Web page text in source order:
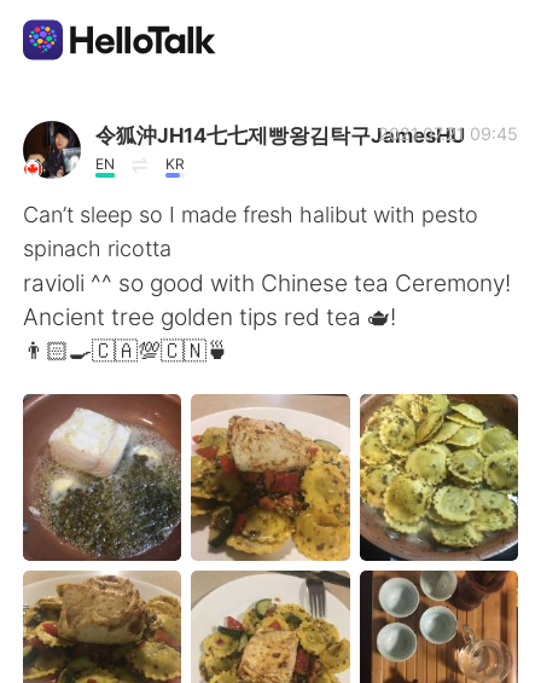
Appli d'échange linguistique
AI Grammar Checker
Français
English
繁體中文 Español
العربية Deutsch
日本語 한국어
Русский ไทย
Indonesia Italiano
令狐沖JH14七七제빵왕김탁구JamesHU
EN KR
2021.07.21 09:45
Can’t sleep so I made fresh halibut with pesto
spinach ricotta
ravioli ^^ so good with Chinese tea Ceremony!
Ancient tree golden tips red tea 🫖!
👨🏻‍🍳🇨🇦💯🇨🇳🍵